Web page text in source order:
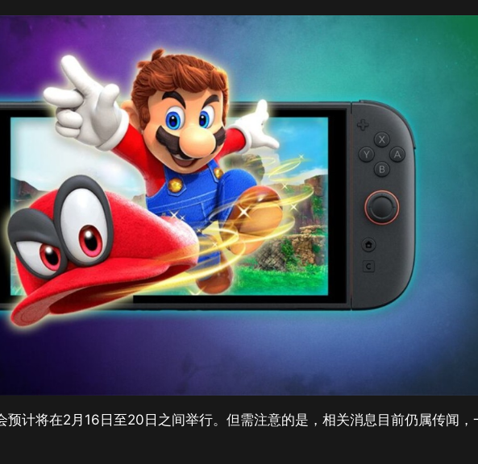
预计将在2月16日至20日之间举行。但需注意的是，相关消息目前仍属传闻，